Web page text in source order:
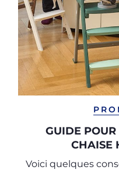
GUIDE
CHAISE
Voici quelques